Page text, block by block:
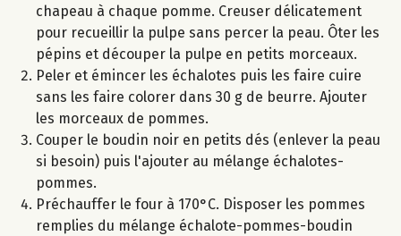
chapeau à chaque pomme. Creuser délicatement
pour recueillir la pulpe sans percer la peau. Ôter les
pépins et découper la pulpe en petits morceaux.
Peler et émincer les échalotes puis les faire cuire
sans les faire colorer dans 30 g de beurre. Ajouter
les morceaux de pommes.
Couper le boudin noir en petits dés (enlever la peau
si besoin) puis l'ajouter au mélange échalotes-
pommes.
Préchauffer le four à 170°C. Disposer les pommes
remplies du mélange échalote-pommes-boudin